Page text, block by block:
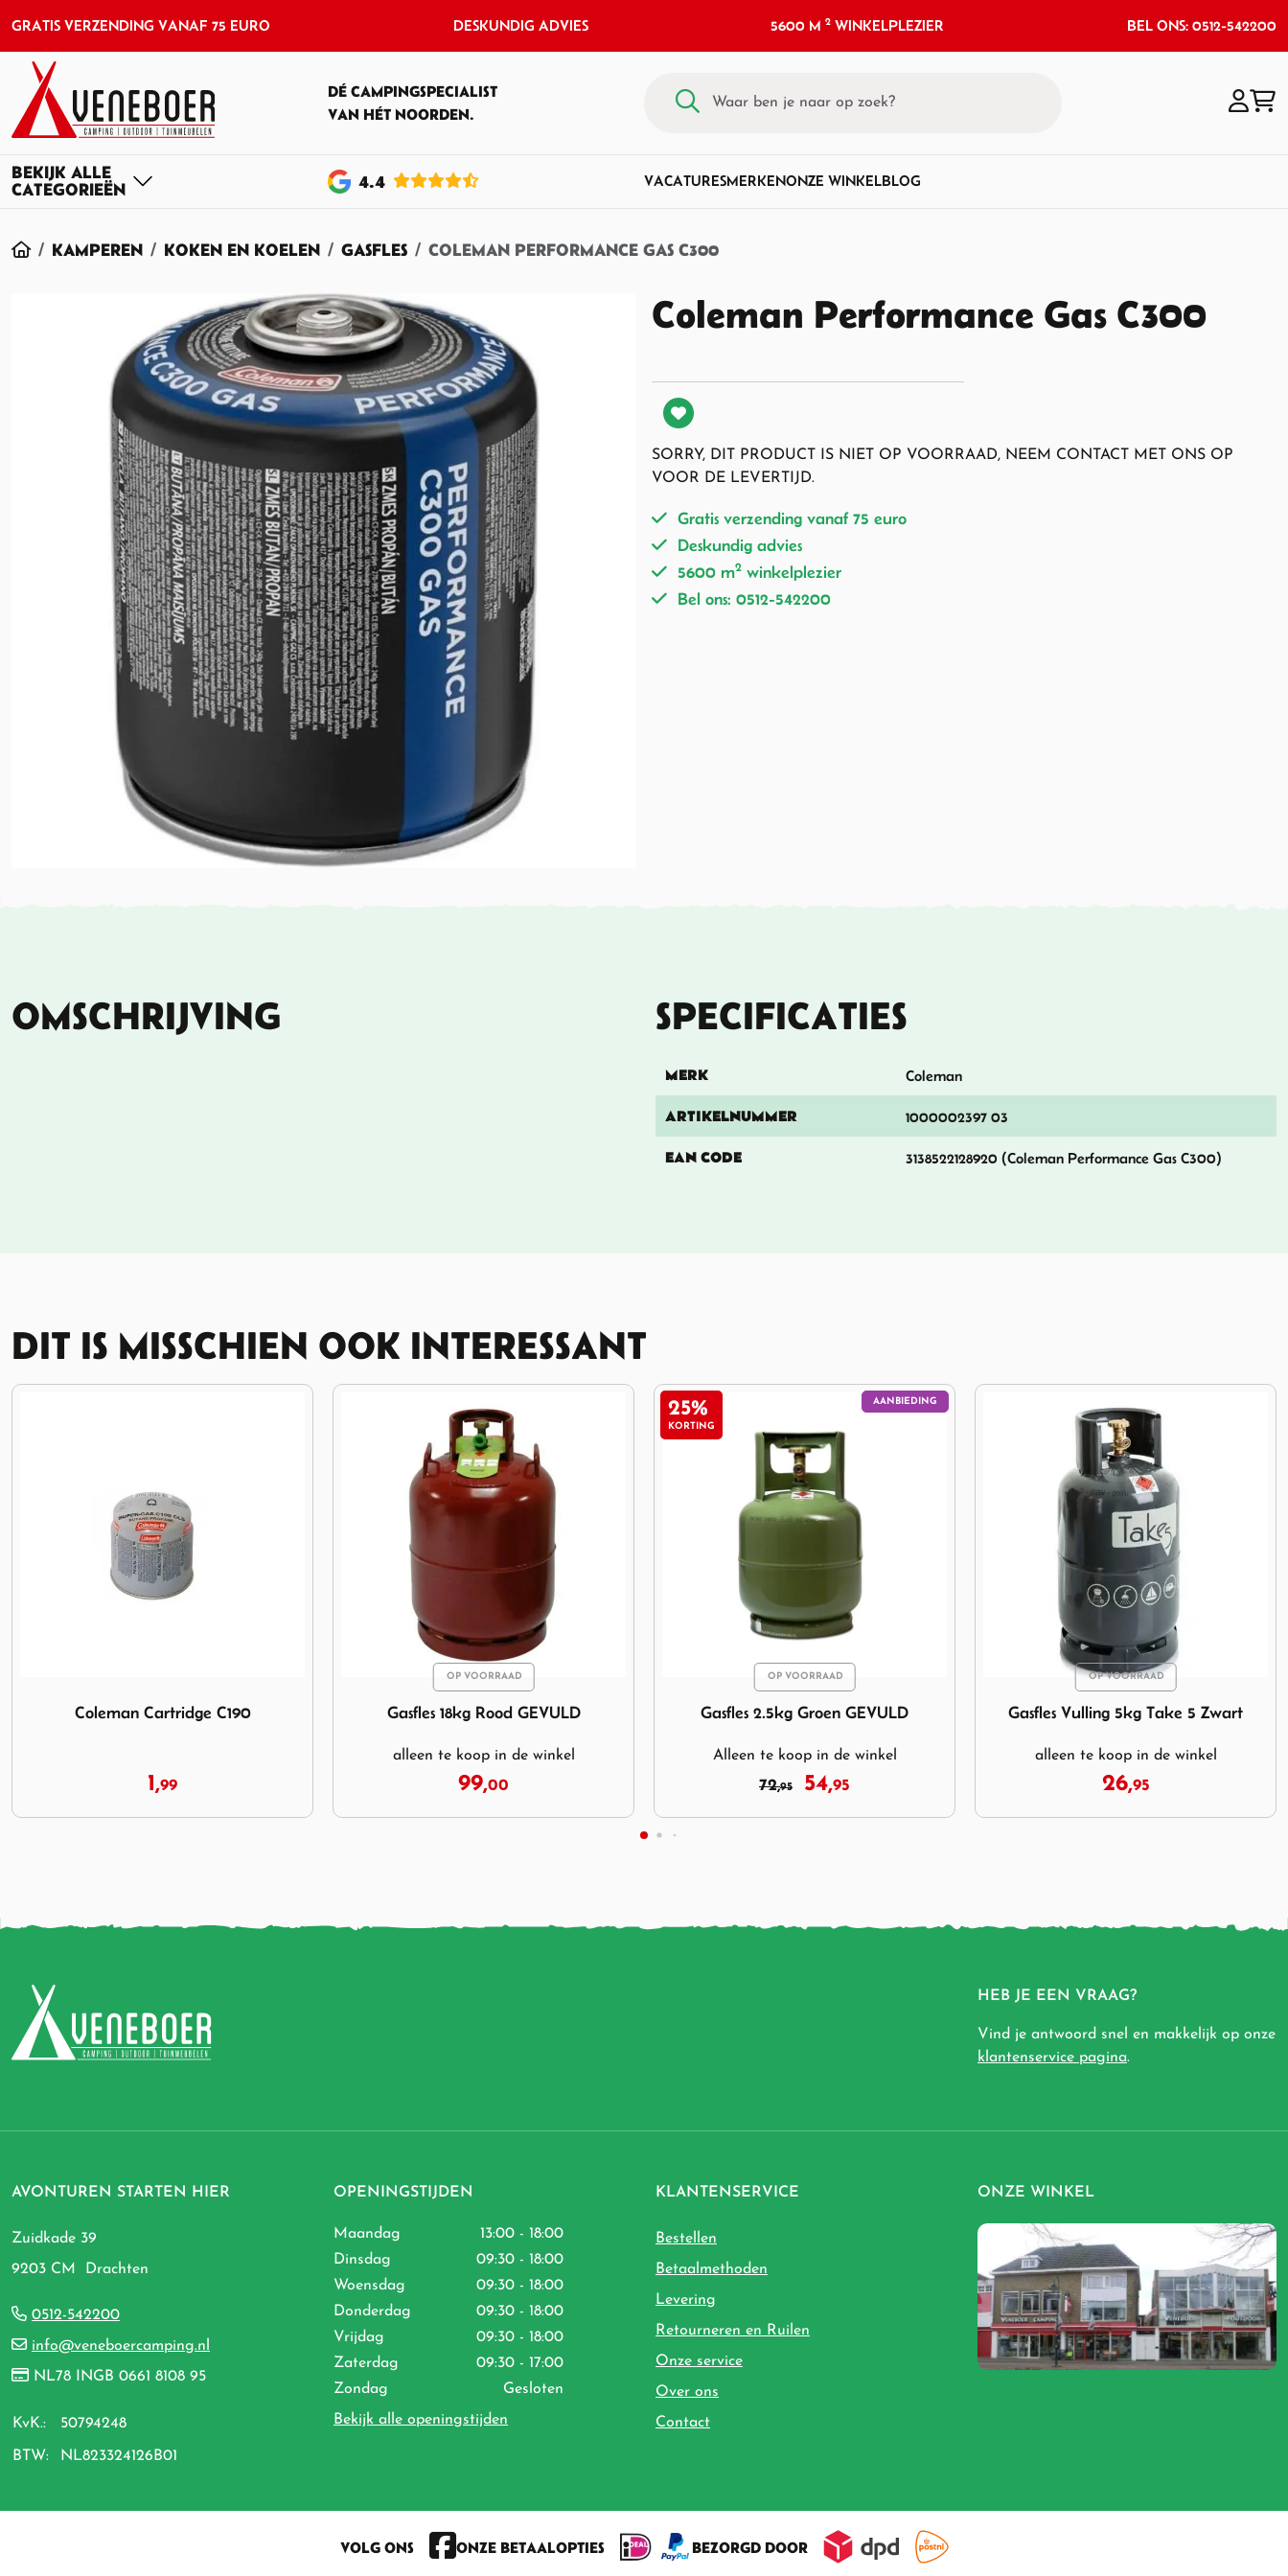
GRATIS VERZENDING VANAF 75 EURO DESKUNDIG ADVIES 5600 M2 WINKELPLEZIER BEL ONS: 0512-542200
DÉ CAMPINGSPECIALIST
VAN HÉT NOORDEN.
4.4 VACATURESMERKENONZE WINKELBLOG
HOMEKAMPEREN KOKEN EN KOELEN GASFLES COLEMAN PERFORMANCE GAS C300
Coleman Performance Gas C300
SORRY, DIT PRODUCT IS NIET OP VOORRAAD, NEEM CONTACT MET ONS OP
VOOR DE LEVERTIJD.
Gratis verzending vanaf 75 euro
Deskundig advies
5600 m2 winkelplezier
Bel ons: 0512-542200
OMSCHRIJVING SPECIFICATIES
MERK Coleman
ARTIKELNUMMER 1000002397 03
EAN CODE 3138522128920 (Coleman Performance Gas C300)
DIT IS MISSCHIEN OOK INTERESSANT
Gasfles 18kg Rood GEVULD
99,00
Afbeelding Gasfles 2.5kg Groen GEVULD
OP VOORRAAD
Gasfles 2.5kg Groen GEVULD
Alleen te koop in de winkel
72,95 54,
Afbeelding Gasfles Vulling 5kg Take 5 Zwart
OP VOORRAAD
Gasfles Vulling 5kg Take 5 Zwart
alleen te koop in de winkel
26,95
Afbeelding Gasfles Vulling Campingaz 904
Gasfles Vulling Campingaz 904
32,95
HEB JE EEN VRAAG?
Vind je antwoord snel en makkelijk op onze
klantenservice pagina.
AVONTUREN STARTEN HIER
Zuidkade 39
9203 CM Drachten
0512-542200
info@veneboercamping.nl
NL78 INGB 0661 8108 95
KvK.: 50794248
BTW: NL823324126B01
OPENINGSTIJDEN
Maandag
13:00 - 18:00
Dinsdag
09:30 - 18:00
Woensdag
09:30 - 18:00
Donderdag
09:30 - 18:00
Vrijdag
09:30 - 18:00
Zaterdag
09:30 - 17:00
Zondag
Gesloten
Bekijk alle openingstijden
KLANTENSERVICE
Bestellen
Betaalmethoden
Levering
Retourneren en Ruilen
Onze service
Over ons
Contact
ONZE WINKEL
VOLG ONS ONZE BETAALOPTIES BEZORGD DOOR